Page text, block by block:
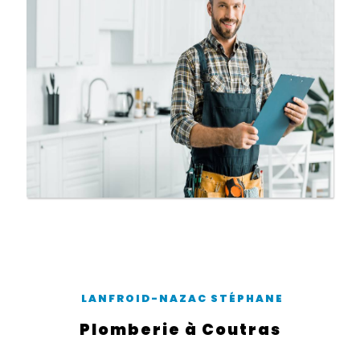
LANFROID-NAZAC STÉPHANE
plomberie à Coutras